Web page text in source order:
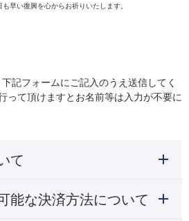
早い復興を心からお祈りいたします。
記フォームにご記入のうえ送信してく
って頂けますとお名前等は入力が不要に
て
能な決済方法について